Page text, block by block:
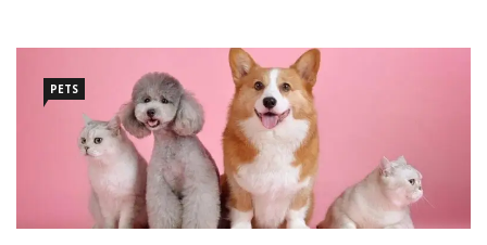
PETS